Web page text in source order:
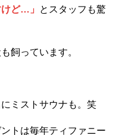
ど…」
とスタッフも驚
飼っています。
ミストサウナも。笑
トは毎年ティファニー